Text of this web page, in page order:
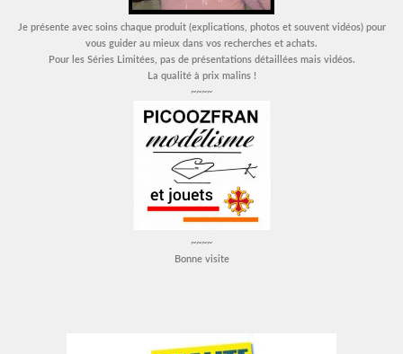
Je présente avec soins chaque produit (explications, photos et souvent vidéos) pour
vous guider au mieux dans vos recherches et achats.
Pour les Séries Limitées, pas de présentations détaillées mais vidéos.
La qualité à prix malins !
~~~~
~~~~
Bonne visite